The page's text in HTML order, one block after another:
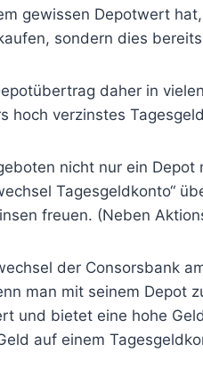
gewissen Depotwert
sondern dies
daher in
hoch verzinstes
nicht nur ein
Tagesgeldkonto“
freuen. (Neben
der Consorsbank
man mit seinem Depot
und bietet eine hohe
auf einem